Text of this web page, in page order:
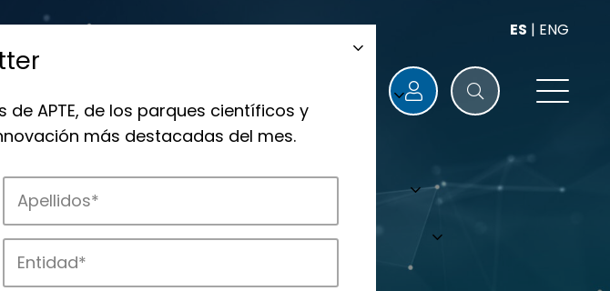
ES | ENG
de APTE, de los parques científicos y
más destacadas del mes.